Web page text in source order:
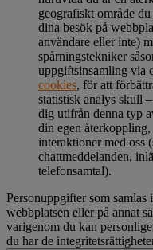
geografiskt område
dina besök på
användare eller inte)
spårningstekniker
uppgiftsinsamling via
cookies, för att
statistisk analys skull
dig utifrån denna typ
din egen
interaktioner med oss
chattmeddelanden,
telefonsamtal).
Personuppgifter som
webbplatsen eller på annat
varigenom du kan
du har de